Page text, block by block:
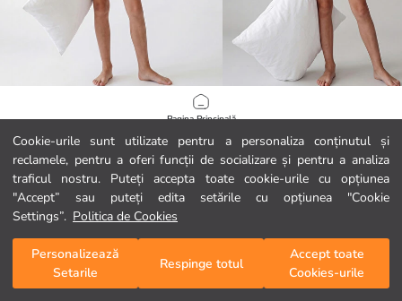
Cookie-urile sunt utilizate pentru a personaliza conținutul și
reclamele, pentru a oferi funcții de socializare și pentru a analiza
traficul nostru. Puteți accepta toate cookie-urile cu opțiunea
"Accept” sau puteți edita setările cu opțiunea "Cookie
Settings”. Politica de Cookies
Personalizează
Setarile
Respinge totul
Accept toate
Cookies-urile
Pagina Principală
Categorii
Coșul meu
Set de pijamale scurte pentru fete cu imprimeu „Los Angeles”
39,99 RON
39,99 RON